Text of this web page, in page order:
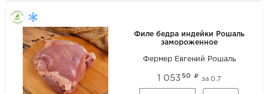
Филе бедра индейки Рошаль
замороженное
Фермер Евгений Рошаль
1 053 50 за 0.7